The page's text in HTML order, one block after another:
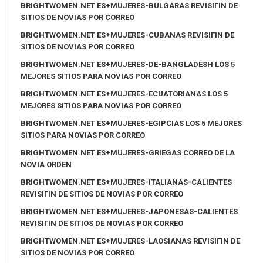
BRIGHTWOMEN.NET ES+MUJERES-BULGARAS REVISIГІN DE
SITIOS DE NOVIAS POR CORREO
BRIGHTWOMEN.NET ES+MUJERES-CUBANAS REVISIГІN DE
SITIOS DE NOVIAS POR CORREO
BRIGHTWOMEN.NET ES+MUJERES-DE-BANGLADESH LOS 5
MEJORES SITIOS PARA NOVIAS POR CORREO
BRIGHTWOMEN.NET ES+MUJERES-ECUATORIANAS LOS 5
MEJORES SITIOS PARA NOVIAS POR CORREO
BRIGHTWOMEN.NET ES+MUJERES-EGIPCIAS LOS 5 MEJORES
SITIOS PARA NOVIAS POR CORREO
BRIGHTWOMEN.NET ES+MUJERES-GRIEGAS CORREO DE LA
NOVIA ORDEN
BRIGHTWOMEN.NET ES+MUJERES-ITALIANAS-CALIENTES
REVISIГІN DE SITIOS DE NOVIAS POR CORREO
BRIGHTWOMEN.NET ES+MUJERES-JAPONESAS-CALIENTES
REVISIГІN DE SITIOS DE NOVIAS POR CORREO
BRIGHTWOMEN.NET ES+MUJERES-LAOSIANAS REVISIГІN DE
SITIOS DE NOVIAS POR CORREO